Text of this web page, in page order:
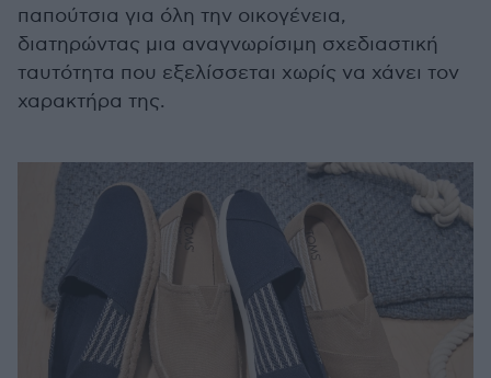
παπούτσια για όλη την οικογένεια,
διατηρώντας μια αναγνωρίσιμη σχεδιαστική
ταυτότητα που εξελίσσεται χωρίς να χάνει τον
χαρακτήρα της.